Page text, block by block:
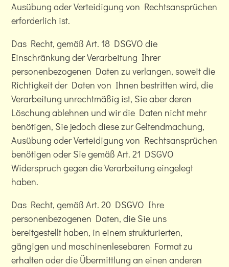
Ausübung oder Verteidigung von Rechtsansprüchen
erforderlich ist.
Das Recht, gemäß Art. 18 DSGVO die
Einschränkung der Verarbeitung Ihrer
personenbezogenen Daten zu verlangen, soweit die
Richtigkeit der Daten von Ihnen bestritten wird, die
Verarbeitung unrechtmäßig ist, Sie aber deren
Löschung ablehnen und wir die Daten nicht mehr
benötigen, Sie jedoch diese zur Geltendmachung,
Ausübung oder Verteidigung von Rechtsansprüchen
benötigen oder Sie gemäß Art. 21 DSGVO
Widerspruch gegen die Verarbeitung eingelegt
haben.
Das Recht, gemäß Art. 20 DSGVO Ihre
personenbezogenen Daten, die Sie uns
bereitgestellt haben, in einem strukturierten,
gängigen und maschinenlesebaren Format zu
erhalten oder die Übermittlung an einen anderen